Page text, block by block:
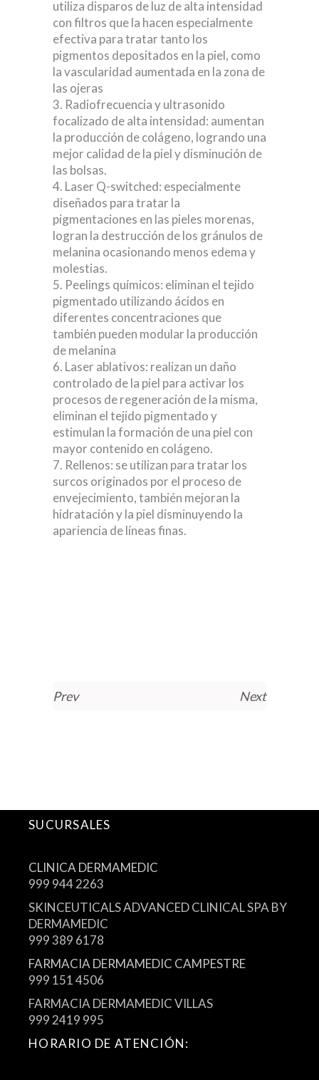
utiliza disparos de luz de alta intensidad
con filtros que la hacen especialmente
efectiva para tratar tanto los
pigmentos depositados en la piel, como
la vascularidad aumentada en la zona de
las ojeras
Radiofrecuencia y ultrasonido
focalizado de alta intensidad: aumentan
la producción de colágeno, logrando una
mejor calidad de la piel y disminución de
las bolsas.
Laser Q-switched: especialmente
diseñados para tratar la
pigmentaciones en las pieles morenas,
logran la destrucción de los gránulos de
melanina ocasionando menos edema y
molestias.
Peelings químicos: eliminan el tejido
pigmentado utilizando ácidos en
diferentes concentraciones que
también pueden modular la producción
de melanina
Laser ablativos: realizan un daño
controlado de la piel para activar los
procesos de regeneración de la misma,
eliminan el tejido pigmentado y
estimulan la formación de una piel con
mayor contenido en colágeno.
Rellenos: se utilizan para tratar los
surcos originados por el proceso de
envejecimiento, también mejoran la
hidratación y la piel disminuyendo la
apariencia de líneas finas.
Prev Next
SUCURSALES
CLINICA DERMAMEDIC
999 944 2263
SKINCEUTICALS ADVANCED CLINICAL SPA BY
DERMAMEDIC
999 389 6178
FARMACIA DERMAMEDIC CAMPESTRE
999 151 4506
FARMACIA DERMAMEDIC VILLAS
999 2419 995
HORARIO DE ATENCIÓN: